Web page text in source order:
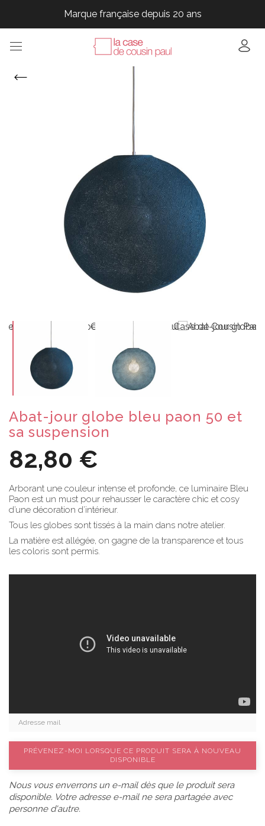
Marque française depuis 20 ans
Marque française depuis 20 ans
Marque française depuis 20 ans
Abat-jour globe bleu paon 50 et
sa suspension
82,80 €
Arborant une couleur intense et profonde, ce luminaire Bleu
Paon est un must pour rehausser le caractère chic et cosy
d’une décoration d’intérieur.
Tous les globes sont tissés à la main dans notre atelier.
La matière est allégée, on gagne de la transparence et tous
les coloris sont permis.
PRÉVENEZ-MOI LORSQUE CE PRODUIT SERA À NOUVEAU
DISPONIBLE
Nous vous enverrons un e-mail dès que le produit sera
disponible. Votre adresse e-mail ne sera partagée avec
personne d'autre.